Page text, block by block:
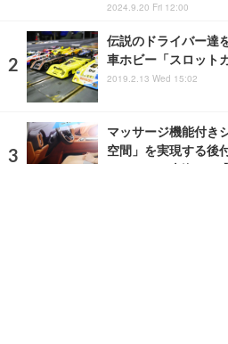
2024.9.20 Fri 12:00
伝説のドライバー達
車ホビー「スロット
2019.2.13 Wed 15:02
マッサージ機能付き
空間」を実現する後